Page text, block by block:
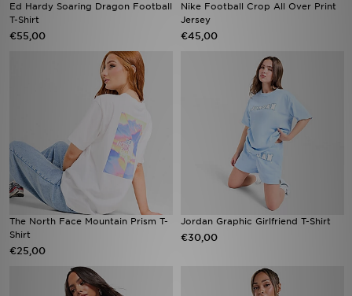
Ed Hardy Soaring Dragon Football
T-Shirt
€55,00
Nike Football Crop All Over Print
Jersey
€45,00
The North Face Mountain Prism T-
Shirt
€25,00
Jordan Graphic Girlfriend T-Shirt
€30,00